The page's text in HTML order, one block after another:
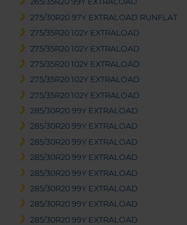
275/30R20 97Y EXTRALOAD RUNFLAT
275/35R20 102Y EXTRALOAD
275/35R20 102Y EXTRALOAD
275/35R20 102Y EXTRALOAD
275/35R20 102Y EXTRALOAD
275/35R20 102Y EXTRALOAD
285/30R20 99Y EXTRALOAD
285/30R20 99Y EXTRALOAD
285/30R20 99Y EXTRALOAD
285/30R20 99Y EXTRALOAD
285/30R20 99Y EXTRALOAD
285/30R20 99Y EXTRALOAD
285/30R20 99Y EXTRALOAD
285/30R20 99Y EXTRALOAD